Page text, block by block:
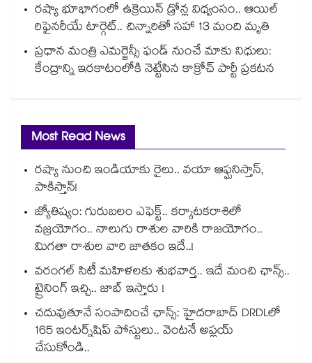
రష్యా భూభాగంలో ఉక్రెయిన్ డ్రోన్ల విధ్వంసం.. ఆయిల్
రిఫైనరీయే టార్గెట్.. చిన్నారితో సహా 13 మంది మృతి
ప్రధాన మంత్రి ఎమర్జెన్సీ ఫండ్ నుంచే మాకు నిధులు:
కేంద్రాన్ని ఇరకాటంలోకి నెట్టేసిన కాక్రోచ్ పార్టీ ప్రకటన
Most Read News
రష్యా నుంచి ఇండియాకు రైలు.. వయా ఆఫ్ఘనిస్తాన్,
పాకిస్తాన్!
జ్యోతిష్యం: గురుబలం ఎఫెక్ట్.. కర్కాటకరాశిలో
వజ్రయోగం.. నాలుగు రాశుల వారికి రాజయోగం..
మిగతా రాశుల వారి జాతకం ఇదే..!
వరంగల్ సిటీ మహిళలకు శుభవార్త.. ఇదే మంచి ఛాన్స్..
ట్రైనింగ్ ఇచ్చి.. జాబ్ ఇస్తారు !
చదువుతూనే సంపాదించే ఛాన్స్: హైదరాబాద్ DRDLలో
165 ఇంటర్న్‌షిప్ పోస్టులు.. వెంటనే అప్లయ్
చేసుకోండి..